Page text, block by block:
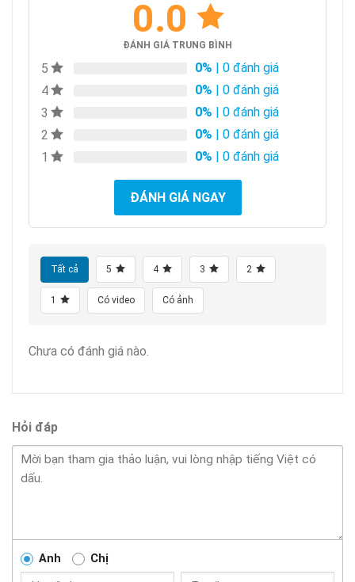
0.0
ĐÁNH GIÁ TRUNG BÌNH
5 0% | 0 đánh giá
4
0% | 0 đánh giá
3
0% | 0 đánh giá
2
0% | 0 đánh giá
1
0% | 0 đánh giá
ĐÁNH GIÁ NGAY
Tất cả 5 4 3 2
1 Có video Có ảnh
Chưa có đánh giá nào.
Hỏi đáp
Anh Chị